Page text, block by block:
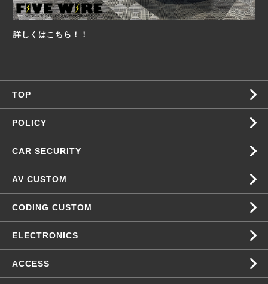
詳しくはこちら！！
TOP
POLICY
CAR SECURITY
AV CUSTOM
CODING CUSTOM
ELECTRONICS
ACCESS